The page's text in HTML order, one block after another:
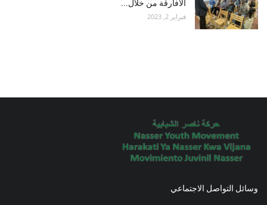
الأفارقة من خلال...
فبراير 2, 2023
وسائل التواصل الاجتماعي